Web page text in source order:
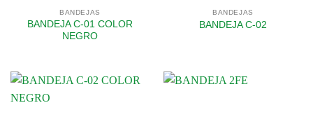
BANDEJAS
BANDEJA C-01 COLOR
NEGRO
BANDEJAS
BANDEJA C-02